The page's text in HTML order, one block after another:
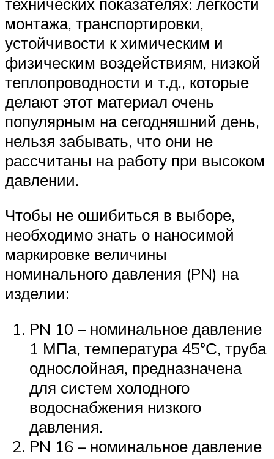
монтажа, транспортировки,
устойчивости к химическим и
физическим воздействиям, низкой
теплопроводности и т.д., которые
делают этот материал очень
популярным на сегодняшний день,
нельзя забывать, что они не
рассчитаны на работу при высоком
давлении.
Чтобы не ошибиться в выборе,
необходимо знать о наносимой
маркировке величины
номинального давления (PN) на
изделии:
PN 10 – номинальное давление
1 МПа, температура 45°С, труба
однослойная, предназначена
для систем холодного
водоснабжения низкого
давления.
PN 16 – номинальное давление